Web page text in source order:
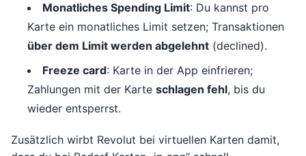
Monatliches Spending Limit: Du kannst pro
Karte ein monatliches Limit setzen; Transaktionen
über dem Limit werden abgelehnt (declined).
Freeze card: Karte in der App einfrieren;
Zahlungen mit der Karte schlagen fehl, bis du
wieder entsperrst.
Zusätzlich wirbt Revolut bei virtuellen Karten damit,